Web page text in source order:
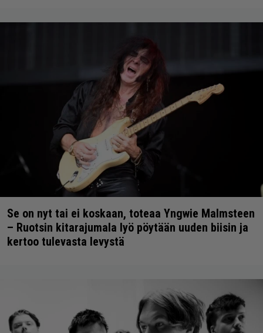
Se on nyt tai ei koskaan, toteaa Yngwie Malmsteen
– Ruotsin kitarajumala lyö pöytään uuden biisin ja
kertoo tulevasta levystä